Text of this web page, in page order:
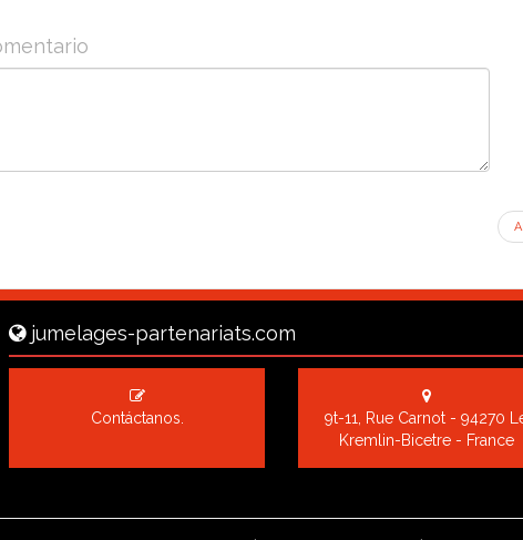
jumelages-partenariats.com
Contáctanos.
9t-11, Rue Carnot - 94270
Kremlin-Bicetre - France